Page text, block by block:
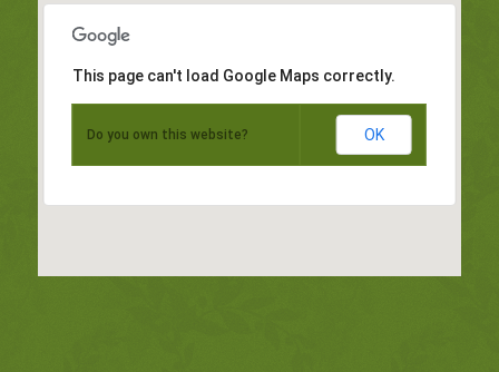
This page can't load Google Maps correctly.
Do you own this website? OK